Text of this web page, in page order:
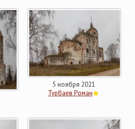
5 ноября 2021
Турбаев Роман